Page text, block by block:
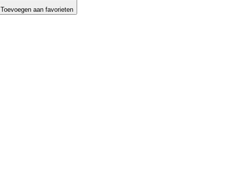
Toevoegen aan favorieten